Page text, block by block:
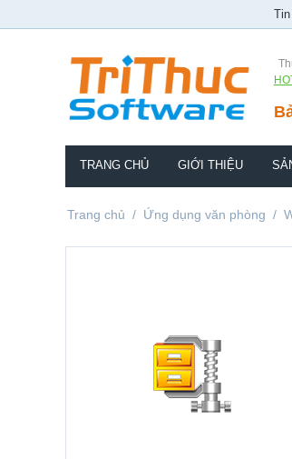
TRANG CHỦ GIỚI THIỆU
Trang chủ / Ứng dụng văn phòng /